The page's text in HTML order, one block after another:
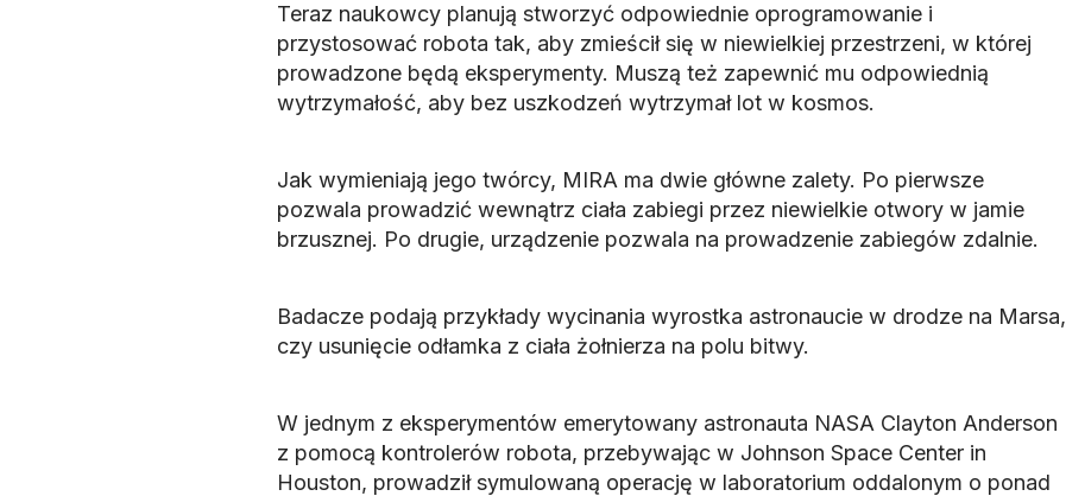
Teraz naukowcy planują stworzyć odpowiednie oprogramowanie i
przystosować robota tak, aby zmieścił się w niewielkiej przestrzeni, w której
prowadzone będą eksperymenty. Muszą też zapewnić mu odpowiednią
wytrzymałość, aby bez uszkodzeń wytrzymał lot w kosmos.
Jak wymieniają jego twórcy, MIRA ma dwie główne zalety. Po pierwsze
pozwala prowadzić wewnątrz ciała zabiegi przez niewielkie otwory w jamie
brzusznej. Po drugie, urządzenie pozwala na prowadzenie zabiegów zdalnie.
Badacze podają przykłady wycinania wyrostka astronaucie w drodze na Marsa,
czy usunięcie odłamka z ciała żołnierza na polu bitwy.
W jednym z eksperymentów emerytowany astronauta NASA Clayton Anderson
z pomocą kontrolerów robota, przebywając w Johnson Space Center in
Houston, prowadził symulowaną operację w laboratorium oddalonym o ponad